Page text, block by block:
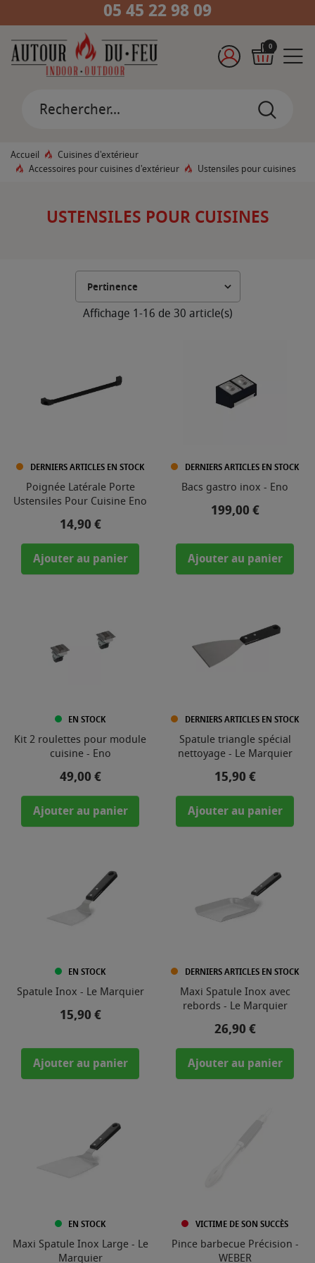
05 45 22 98 09
0
Accueil
Cuisines d'extérieur
Accessoires pour cuisines d'extérieur
Ustensiles pour cuisines
USTENSILES POUR CUISINES
Affichage 1-16 de 30 article(s)
DERNIERS ARTICLES EN STOCK
Poignée Latérale Porte
Ustensiles Pour Cuisine Eno
Prix
14,90 €
Ajouter au panier
DERNIERS ARTICLES EN STOCK
Bacs gastro inox - Eno
Prix
199,00 €
Ajouter au panier
EN STOCK
Kit 2 roulettes pour module
cuisine - Eno
Prix
49,00 €
Ajouter au panier
DERNIERS ARTICLES EN STOCK
Spatule triangle spécial
nettoyage - Le Marquier
Prix
15,90 €
Ajouter au panier
EN STOCK
Spatule Inox - Le Marquier
Prix
15,90 €
Ajouter au panier
DERNIERS ARTICLES EN STOCK
Maxi Spatule Inox avec
rebords - Le Marquier
Prix
26,90 €
Ajouter au panier
EN STOCK
Maxi Spatule Inox Large - Le
Marquier
VICTIME DE SON SUCCÈS
Pince barbecue Précision -
WEBER